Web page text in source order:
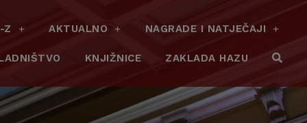
Z AKTUALNO NAGRADE I NATJEČAJI
KNJIŽNICE ZAKLADA HAZU